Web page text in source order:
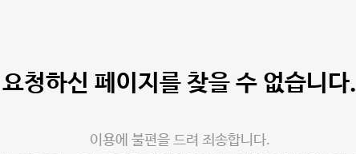
요청하신 페이지를 찾을 수 없습니다.
이용에 불편을 드려 죄송합니다.